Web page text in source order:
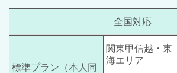
全国対応
標準プラン（本人同
関東甲信越・東
海エリア